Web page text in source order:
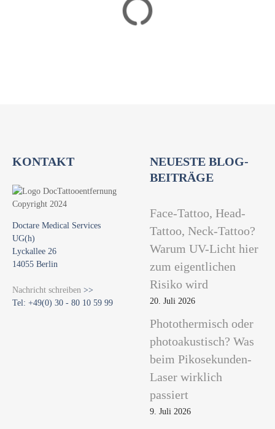
KONTAKT
Doctare Medical Services
UG(h)
Lyckallee 26
14055 Berlin
Nachricht schreiben >>
Tel: +49(0) 30 - 80 10 59 99
NEUESTE BLOG-
BEITRÄGE
Face-Tattoo, Head-
Tattoo, Neck-Tattoo?
Warum UV-Licht hier
zum eigentlichen
Risiko wird
20. Juli 2026
Photothermisch oder
photoakustisch? Was
beim Pikosekunden-
Laser wirklich
passiert
9. Juli 2026